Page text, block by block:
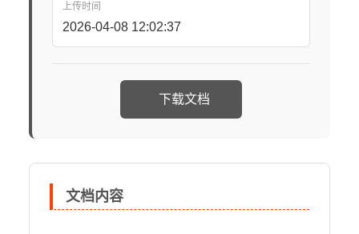
上传时间
2026-04-08 12:02:37
下载文档
文档内容